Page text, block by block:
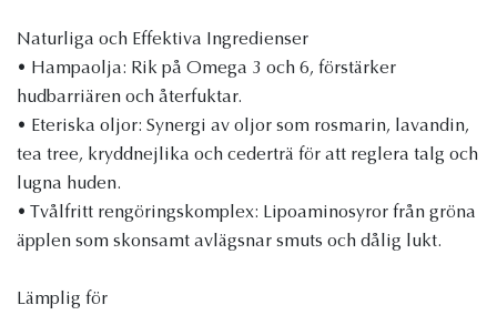
Naturliga och Effektiva Ingredienser
• Hampaolja: Rik på Omega 3 och 6, förstärker
hudbarriären och återfuktar.
• Eteriska oljor: Synergi av oljor som rosmarin, lavandin,
tea tree, kryddnejlika och cederträ för att reglera talg och
lugna huden.
• Tvålfritt rengöringskomplex: Lipoaminosyror från gröna
äpplen som skonsamt avlägsnar smuts och dålig lukt.
Lämplig för